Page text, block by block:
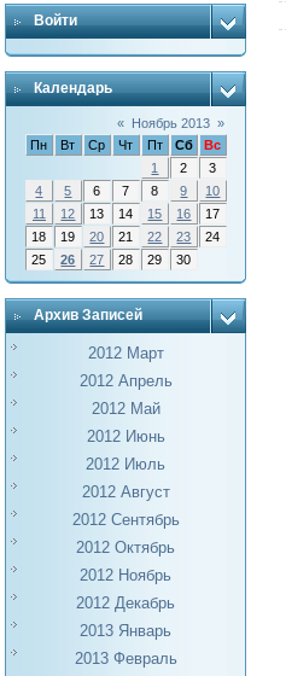
Войти
Календарь
« Ноябрь 2013 »
Пн
Вт Ср Чт Пт Сб
Вс
1
2
3
4
5 6 7 8 9
10
11
12 13 14 15 16
17
18
19 20 21 22 23
24
25
26 27 28 29 30
Архив Записей
2012 Март
2012 Апрель
2012 Май
2012 Июнь
2012 Июль
2012 Август
2012 Сентябрь
2012 Октябрь
2012 Ноябрь
2012 Декабрь
2013 Январь
2013 Февраль